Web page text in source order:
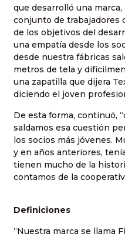
que desarrolló una
conjunto de trabajadores
de los objetivos del
una empatía desde los
desde nuestra fábricas
metros de tela y
una zapatilla que dijera
diciendo el joven
De esta forma, continuó,
saldamos esa cuestión
los socios más jóvenes.
y en años anteriores,
tienen mucho de la
contamos de la
Definiciones
“Nuestra marca se llama